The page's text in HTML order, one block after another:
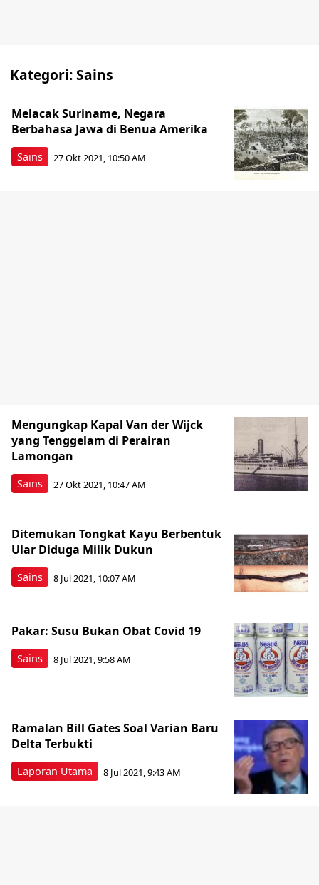
Kategori:Sains
Sains
Melacak Suriname, Negara
Berbahasa Jawa di Benua Amerika
27 Okt 2021, 10:50 AM
Sains
Mengungkap Kapal Van der Wijck
yang Tenggelam di Perairan
Lamongan
27 Okt 2021, 10:47 AM
Sains
Ditemukan Tongkat Kayu Berbentuk
Ular Diduga Milik Dukun
8 Jul 2021, 10:07 AM
Sains
Pakar: Susu Bukan Obat Covid 19
8 Jul 2021, 9:58 AM
Laporan Utama
Ramalan Bill Gates Soal Varian Baru
Delta Terbukti
8 Jul 2021, 9:43 AM